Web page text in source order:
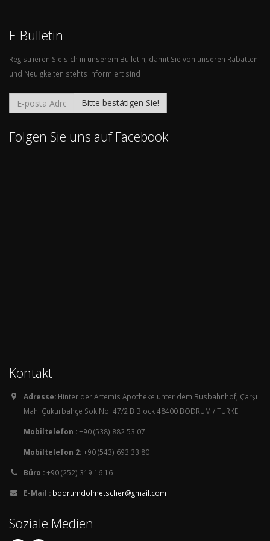
E-Bulletin
Registrieren Sie sich in unserem Bulletin, damit Sie von unseren Rabatten
und Neuigkeiten stehts informiert sind !
Bitte bestätigen Sie!
Folgen Sie uns auf Facebook
Kontakt
Adresse: Hinter der Artemis Apotheke unter dem Busbahnhof, Çarşı
Mah. Çukurbahçe Sok No. 47/2 B Block 48400 BODRUM / TÜRKEI
Mobiltelefon :+90 (538) 882 53 07
Mobiltelefon 2:+90 (543) 693 33 80
Büro :+90 (252) 319 16 16
E-Mail : bodrumdolmetscher@gmail.com
Soziale Medien